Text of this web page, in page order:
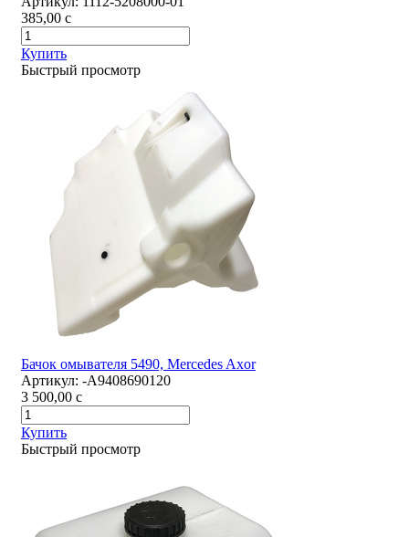
385,00 c
Купить
Быстрый просмотр
Бачок омывателя 5490, Mercedes Axor
Артикул: -А9408690120
3 500,00 c
Купить
Быстрый просмотр